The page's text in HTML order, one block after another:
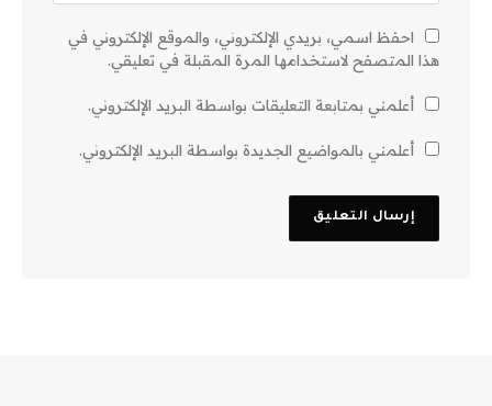
احفظ اسمي، بريدي الإلكتروني، والموقع الإلكتروني في
هذا المتصفح لاستخدامها المرة المقبلة في تعليقي.
أعلمني بمتابعة التعليقات بواسطة البريد الإلكتروني.
أعلمني بالمواضيع الجديدة بواسطة البريد الإلكتروني.